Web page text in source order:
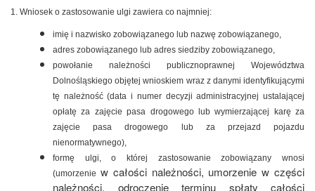
1. Wniosek o zastosowanie ulgi zawiera co najmniej:
imię i nazwisko zobowiązanego lub nazwę zobowiązanego,
adres zobowiązanego lub adres siedziby zobowiązanego,
powołanie należności publicznoprawnej Województwa
Dolnośląskiego objętej wnioskiem wraz z danymi identyfikującymi
tę należność (data i numer decyzji administracyjnej ustalającej
opłatę za zajęcie pasa drogowego lub wymierzającej karę za
zajęcie pasa drogowego lub za przejazd pojazdu
nienormatywnego),
formę ulgi, o której zastosowanie zobowiązany wnosi
(umorzenie w całości należności, umorzenie w części
należności, odroczenie terminu spłaty całości